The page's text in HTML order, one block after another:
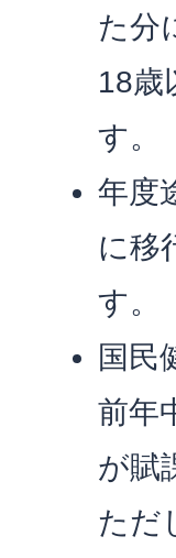
た分
18歳
す。
年度
に移
す。
国民
前年
が賦
ただ